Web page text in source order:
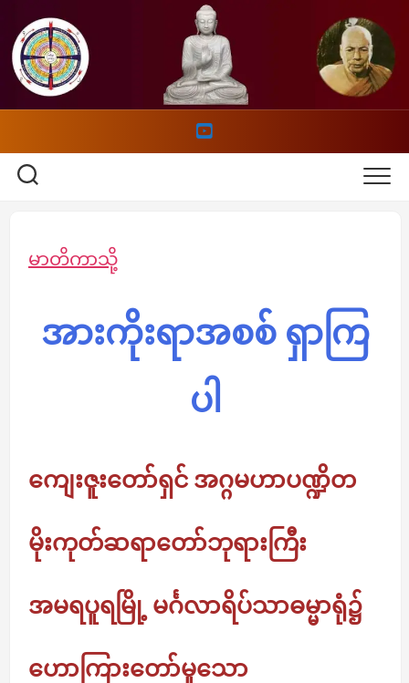
content
မာတိကာသို့
အားကိုးရာအစစ် ရှာကြ
ပါ
ကျေးဇူးတော်ရှင် အဂ္ဂမဟာပဏ္ဍိတ
မိုးကုတ်ဆရာတော်ဘုရားကြီး
အမရပူရမြို့ မင်္ဂလာရိပ်သာဓမ္မာရုံ၌
ဟောကြားတော်မူသော